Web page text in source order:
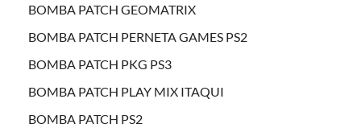
BOMBA PATCH GEOMATRIX
BOMBA PATCH PERNETA GAMES PS2
BOMBA PATCH PKG PS3
BOMBA PATCH PLAY MIX ITAQUI
BOMBA PATCH PS2